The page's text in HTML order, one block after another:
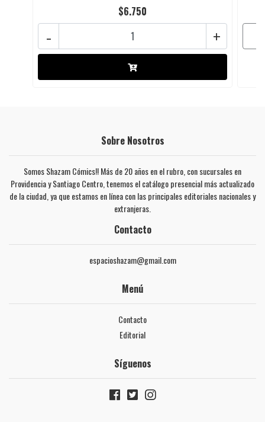
$6.750
+
-
Sobre Nosotros
Somos Shazam Cómics!! Más de 20 años en el rubro, con sucursales en
Providencia y Santiago Centro, tenemos el catálogo presencial más actualizado
de la ciudad, ya que estamos en línea con las principales editoriales nacionales y
extranjeras.
Contacto
espacioshazam@gmail.com
Menú
Contacto
Editorial
Síguenos